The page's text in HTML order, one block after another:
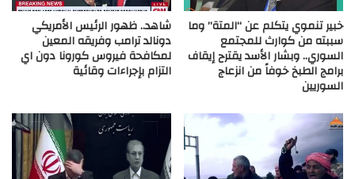
خبير تنموي يتكلم عن “المتة” وما
سببته من كوارث للمجتمع
السوري.. وبشار الأسد يقترح إيقاف
برامج الطبخ خوفاً من انزعاج
السوريين
شاهد.. ظهور الرئيس الأمريكي
دونالد ترامب وفريقه المعين
لمكافحة فيروس كورونا دون اي
التزام بإجراءات وقائية